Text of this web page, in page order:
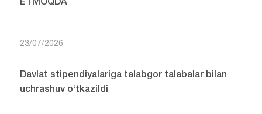
ETMOQDA
23/07/2026
Davlat stipendiyalariga talabgor talabalar bilan
uchrashuv o‘tkazildi